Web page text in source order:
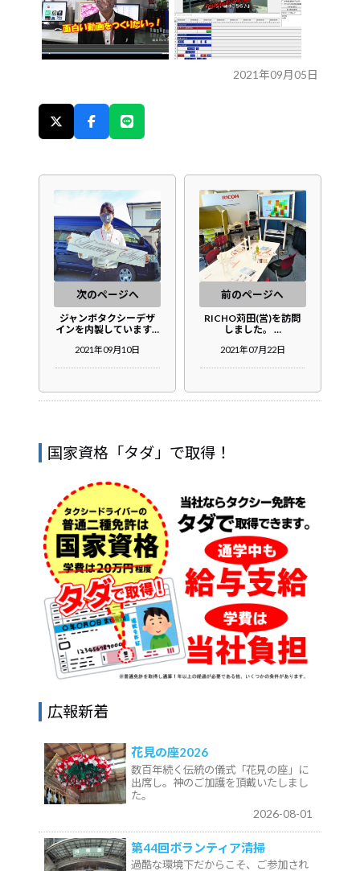
2021年09月05日
次のページへ
ジャンボタクシーデザ
インを内製しています…
2021年09月10日
前のページへ
RICHO苅田(営)を訪問
しました。 …
2021年07月22日
国家資格「タダ」で取得！
広報新着
花見の座2026
数百年続く伝統の儀式「花見の座」に
出席し。神のご加護を頂戴いたしまし
た。
2026-08-01
第44回ボランティア清掃
過酷な環境下だからこそ、ご参加され